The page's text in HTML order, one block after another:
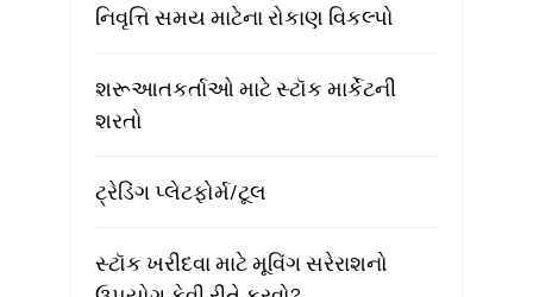
નિવૃત્તિ સમય માટેના રોકાણ વિકલ્પો
શરૂઆતકર્તાઓ માટે સ્ટૉક માર્કેટની
શરતો
ટ્રેડિંગ પ્લેટફોર્મ/ટૂલ
સ્ટૉક ખરીદવા માટે મૂવિંગ સરેરાશનો